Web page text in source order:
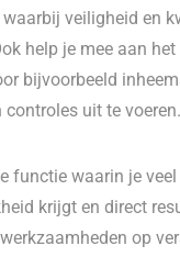
veiligheid en
help je mee aan
bijvoorbeeld
controles uit te voeren.
functie waarin je
krijgt en direct
op